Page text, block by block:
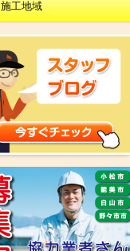
金津店
朝日店
羽咋店
金沢田上店
施工地域